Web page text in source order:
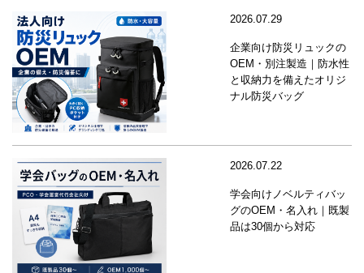
2026.07.29
企業向け防災リュックの
OEM・別注製造｜防水性
と収納力を備えたオリジ
ナル防災バッグ
2026.07.22
学会向けノベルティバッ
グのOEM・名入れ｜既製
品は30個から対応